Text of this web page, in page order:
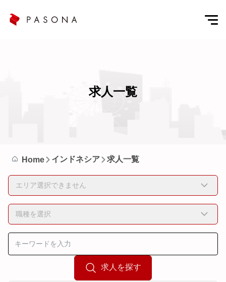
求人一覧
Home インドネシア 求人一覧
エリア選択できません
職種を選択
求人を探す